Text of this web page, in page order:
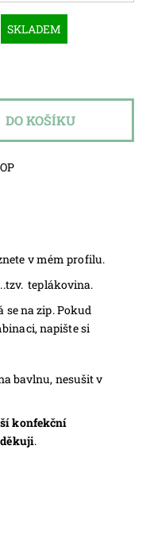
SKLADEM
v mém profilu.
teplákovina.
se na zip. Pokud
napište si
bavlnu, nesušit v
konfekční
.